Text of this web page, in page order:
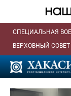
СПЕЦИАЛЬНАЯ
ВЕРХОВНЫЙ СОВЕТ